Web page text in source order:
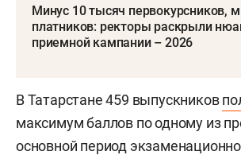
Минус 10 тысяч первокурсников,
платников: ректоры раскрыли
приемной кампании – 2026
В Татарстане 459 выпускников
максимум баллов по одному из
основной период